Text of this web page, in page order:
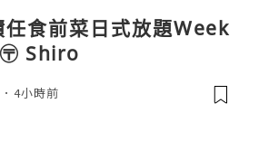
任食前菜日式放題Week
Shiro
4小時前